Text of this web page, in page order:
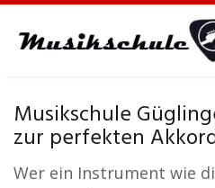
Musikschule
zur perfekten
Wer ein Instrument wie